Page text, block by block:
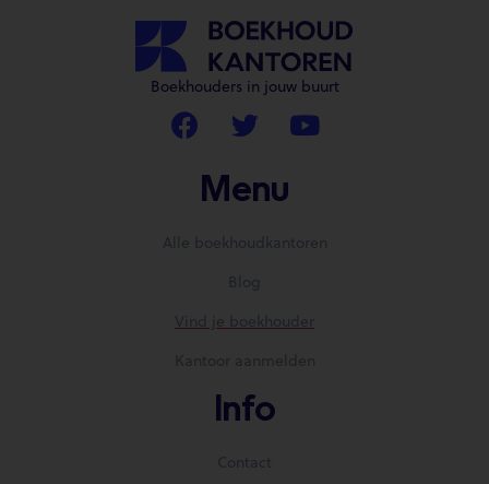
Boekhouders in jouw buurt
Menu
Alle boekhoudkantoren
Blog
Vind je boekhouder
Kantoor aanmelden
Info
Contact